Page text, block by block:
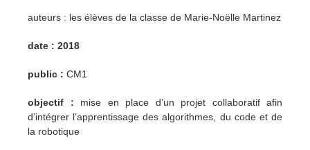
auteurs : les élèves de la classe de Marie-Noëlle Martinez
date : 2018
public : CM1
objectif : mise en place d’un projet collaboratif afin
d’intégrer l’apprentissage des algorithmes, du code et de
la robotique